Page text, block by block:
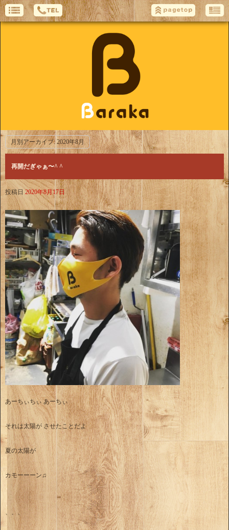
月別アーカイブ: 2020年8月
再開だぎゃぁ〜^ ^
投稿日 2020年8月17日
あーちぃちぃ あーちぃ
それは太陽が させたことだよ
夏の太陽が
カモーーーン♫
、、、